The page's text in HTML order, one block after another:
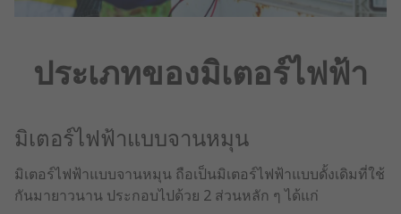
ประเภทของมิเตอร์ไฟฟ้า
มิเตอร์ไฟฟ้าแบบจานหมุน
มิเตอร์ไฟฟ้าแบบจานหมุน ถือเป็นมิเตอร์ไฟฟ้าแบบดั้งเดิมที่ใช้
กันมายาวนาน ประกอบไปด้วย 2 ส่วนหลัก ๆ ได้แก่